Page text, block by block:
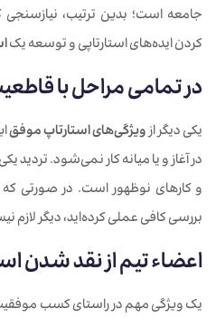
جامعه است؛ بدین ترتیب،
کردن ایده‌های استارتاپی و توسعه یک
در تمامی مراحل با
یکی دیگر ازویژگی‌های استارتاپ موفق
در آغاز و یا میانه کار نمی‌شود.
و کارهای نوظهور است. در صورتی که
بررسی کافی عملی کرده‌اید، دیگر
اعضاء تیم از نقد شدن
یک ویژگی مهم در راستای کسب